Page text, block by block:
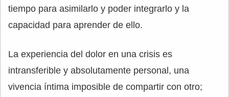
tiempo para asimilarlo y poder integrarlo y la
capacidad para aprender de ello.
La experiencia del dolor en una crisis es
intransferible y absolutamente personal, una
vivencia íntima imposible de compartir con otro;